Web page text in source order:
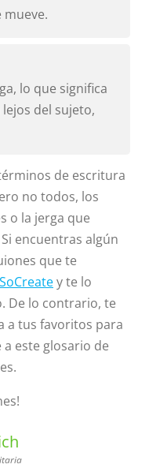
mueve.
lo que significa
del sujeto,
de escritura
no todos, los
o la jerga que
encuentras algún
que te
y te lo
De lo contrario, te
a tus favoritos para
este glosario de